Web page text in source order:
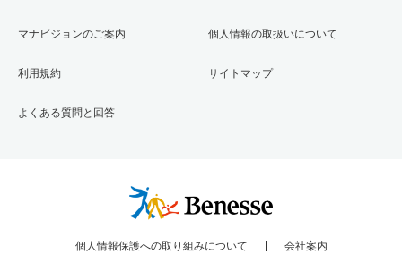
マナビジョンのご案内
利用規約
よくある質問と回答
個人情報の取扱いについて
サイトマップ
個人情報保護への取り組みについて 会社案内